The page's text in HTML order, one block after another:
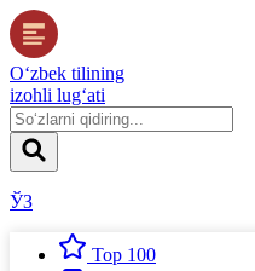
O‘zbek tilining
izohli lug‘ati
ЎЗ
Top 100